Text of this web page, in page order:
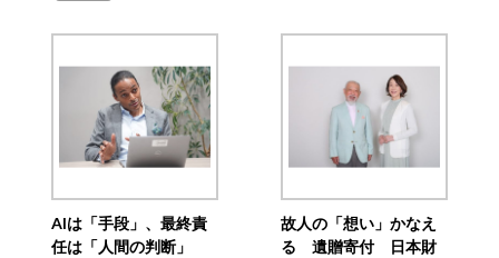
AIは「手段」、最終責
任は「人間の判断」
故人の「想い」かなえ
る 遺贈寄付 日本財